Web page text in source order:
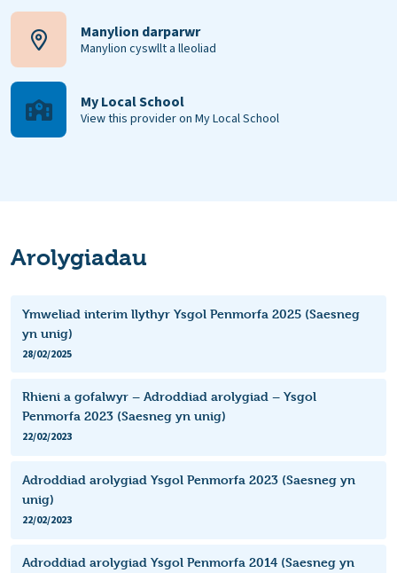
Manylion darparwr
Manylion cyswllt a lleoliad
My Local School
View this provider on My Local School
Arolygiadau
Ymweliad interim llythyr Ysgol Penmorfa 2025 (Saesneg
yn unig)
28/02/2025
Rhieni a gofalwyr – Adroddiad arolygiad – Ysgol
Penmorfa 2023 (Saesneg yn unig)
22/02/2023
Adroddiad arolygiad Ysgol Penmorfa 2023 (Saesneg yn
unig)
22/02/2023
Adroddiad arolygiad Ysgol Penmorfa 2014 (Saesneg yn